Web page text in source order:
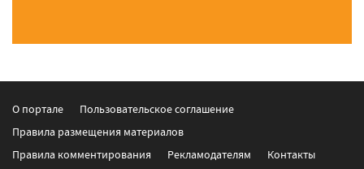
О портале
Пользовательское соглашение
Правила размещения материалов
Правила комментирования
Рекламодателям Контакты